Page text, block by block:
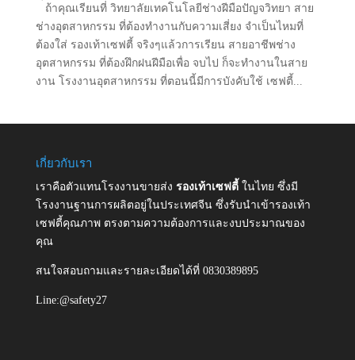
ถ้าคุณเรียนที่ วิทยาลัยเทคโนโลยีช่างฝีมือปัญจวิทยา สาย
ช่างอุตสาหกรรม ที่ต้องทำงานกับความเสี่ยง จำเป็นไหมที่
ต้องใส่ รองเท้าเซฟตี้ จริงๆแล้วการเรียน สายอาชีพช่าง
อุตสาหกรรม ที่ต้องฝึกฝนฝีมือเพื่อ จบไป ก็จะทำงานในสาย
งาน โรงงานอุตสาหกรรม ที่ตอนนี้มีการบังคับใช้ เซฟตี้...
เกี่ยวกับเรา
เราคือตัวแทนโรงงานขายส่ง รองเท้าเซฟตี้ ในไทย ซึ่งมี
โรงงานฐานการผลิตอยู่ในประเทศจีน ซึ่งรับนำเข้ารองเท้า
เซฟตี้คุณภาพ ตรงตามความต้องการและงบประมาณของ
คุณ
สนใจสอบถามและรายละเอียดได้ที่ 0830389895
Line:@safety27